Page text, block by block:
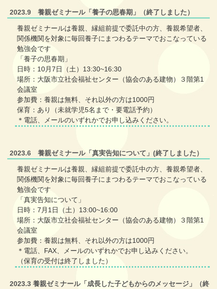
2023.9 養親ゼミナール「養子の思春期」（終了しました）
養親ゼミナールは養親、縁組前提で委託中の方、養親希望者、
関係機関を対象に毎回養子にまつわるテーマでおこなっている
勉強会です
「養子の思春期」
日時：10月7日（土）13:30~16:30
場所：大阪市立社会福祉センター（協会のある建物）３階第1
会議室
参加費：養親は無料、それ以外の方は1000円
保育：あり（未就学児5名まで・要電話予約）
＊電話、メールのいずれかでお申し込みください。
2023.6 養親ゼミナール「真実告知について」(終了しました）
養親ゼミナールは養親、縁組前提で委託中の方、養親希望者、
関係機関を対象に毎回養子にまつわるテーマでおこなっている
勉強会です
「真実告知について」
日時：7月1日（土）13:00~16:00
場所：大阪市立社会福祉センター（協会のある建物）３階第1
会議室
参加費：養親は無料、それ以外の方は1000円
＊電話、FAX、メールのいずれかでお申し込みください。
（保育の受付は終了しました）
2023.3 養親ゼミナール「成長した子どもからのメッセージ」（終